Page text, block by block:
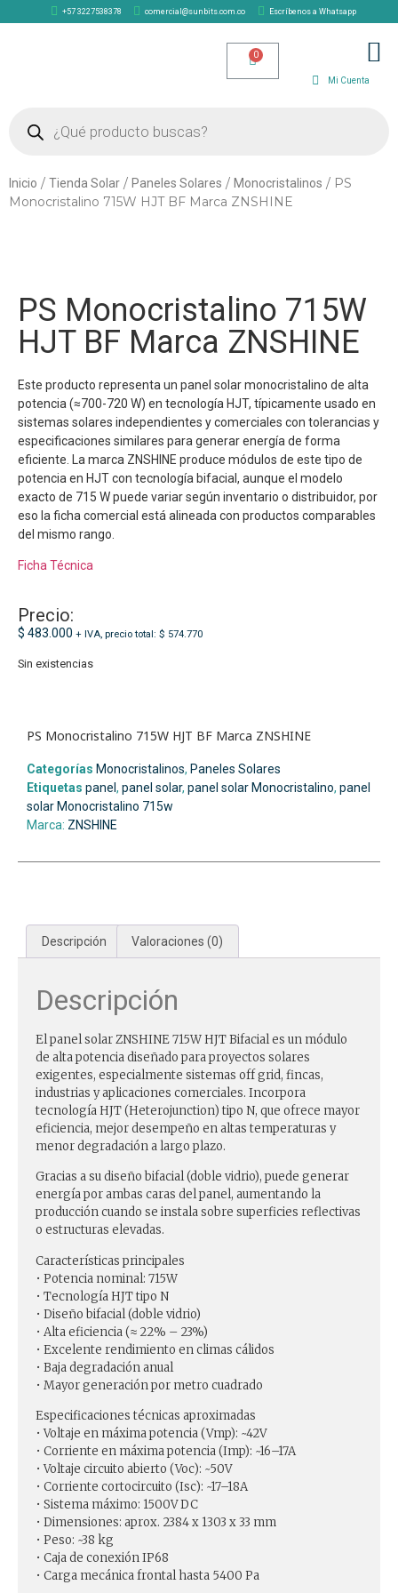
+57 3227538378 comercial@sunbits.com.co Escríbenos a Whatsapp
Mi Cuenta
Inicio / Tienda Solar / Paneles Solares / Monocristalinos / PS
Monocristalino 715W HJT BF Marca ZNSHINE
PS Monocristalino 715W
HJT BF Marca ZNSHINE
Este producto representa un panel solar monocristalino de alta
potencia (≈700-720 W) en tecnología HJT, típicamente usado en
sistemas solares independientes y comerciales con tolerancias y
especificaciones similares para generar energía de forma
eficiente. La marca ZNSHINE produce módulos de este tipo de
potencia en HJT con tecnología bifacial, aunque el modelo
exacto de 715 W puede variar según inventario o distribuidor, por
eso la ficha comercial está alineada con productos comparables
del mismo rango.
Ficha Técnica
Precio:
$ 483.000 + IVA, precio total: $ 574.770
Sin existencias
PS Monocristalino 715W HJT BF Marca ZNSHINE
Categorías Monocristalinos, Paneles Solares
Etiquetas panel, panel solar, panel solar Monocristalino, panel
solar Monocristalino 715w
Marca: ZNSHINE
Descripción Valoraciones (0)
Descripción
El panel solar ZNSHINE 715W HJT Bifacial es un módulo
de alta potencia diseñado para proyectos solares
exigentes, especialmente sistemas off grid, fincas,
industrias y aplicaciones comerciales. Incorpora
tecnología HJT (Heterojunction) tipo N, que ofrece mayor
eficiencia, mejor desempeño en altas temperaturas y
menor degradación a largo plazo.
Gracias a su diseño bifacial (doble vidrio), puede generar
energía por ambas caras del panel, aumentando la
producción cuando se instala sobre superficies reflectivas
o estructuras elevadas.
Características principales
• Potencia nominal: 715W
• Tecnología HJT tipo N
• Diseño bifacial (doble vidrio)
• Alta eficiencia (≈ 22% – 23%)
• Excelente rendimiento en climas cálidos
• Baja degradación anual
• Mayor generación por metro cuadrado
Especificaciones técnicas aproximadas
• Voltaje en máxima potencia (Vmp): ~42V
• Corriente en máxima potencia (Imp): ~16–17A
• Voltaje circuito abierto (Voc): ~50V
• Corriente cortocircuito (Isc): ~17–18A
• Sistema máximo: 1500V DC
• Dimensiones: aprox. 2384 x 1303 x 33 mm
• Peso: ~38 kg
• Caja de conexión IP68
• Carga mecánica frontal hasta 5400 Pa